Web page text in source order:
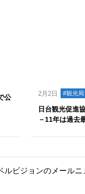
公
2月2日 #観光局
日台観光促進
－11年は過去
ルビジョンのメール